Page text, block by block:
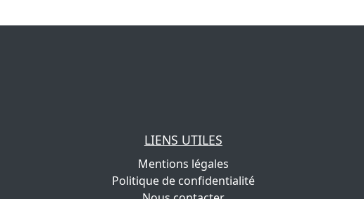
LIENS UTILES
Mentions légales
Politique de confidentialité